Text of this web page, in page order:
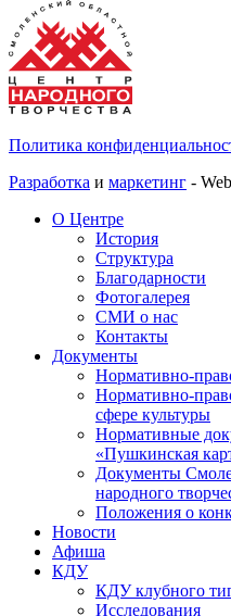
Политика
Разработка и маркетинг -
О Центре
История
Структура
Благодарности
Фотогалерея
СМИ о нас
Контакты
Документы
Нормативно-
Нормативно-
сфере культуры
Нормативные
«Пушкинская
Документы
народного
Положения о
Новости
Афиша
КДУ
КДУ клубного
Исследования